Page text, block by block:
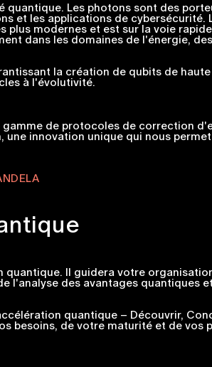
Les photons sont des
et les applications de cybersécurité.
modernes et est sur la voie
dans les domaines de l'énergie,
la création de qubits de
à l'évolutivité.
de protocoles de correction
innovation unique qui nous
Il guidera votre
l'analyse des avantages quantiques
quantique – Découvrir,
besoins, de votre maturité et de vos